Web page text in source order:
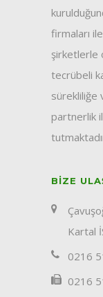
firmaları ile
şirketlerle
tecrübeli
sürekliliğe
partnerlik
BIZE
Kartal
0216
0216